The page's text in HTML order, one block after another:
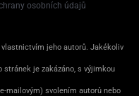
osobních údajů
jeho autorů. Jakékoliv
je zakázáno, s výjimkou
mailovým) svolením autorů nebo